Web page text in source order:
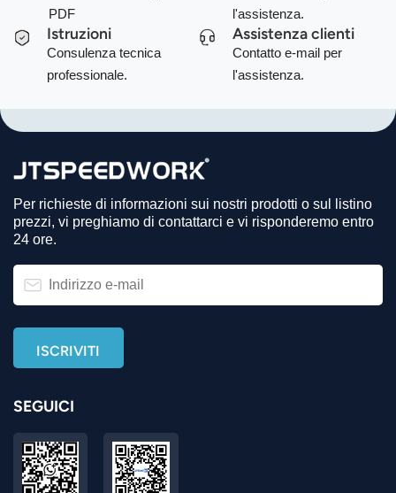
PDF
l'assistenza.
Istruzioni
Consulenza tecnica
professionale.
Assistenza clienti
Contatto e-mail per
l'assistenza.
Per richieste di informazioni sui nostri prodotti o sul listino
prezzi, vi preghiamo di contattarci e vi risponderemo entro
24 ore.
SEGUICI